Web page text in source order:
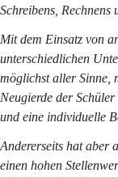
Schreibens, Rechnens
Mit dem Einsatz von
unterschiedlichen
möglichst aller Sinne,
Neugierde der
und eine individuelle
Andererseits hat aber
einen hohen